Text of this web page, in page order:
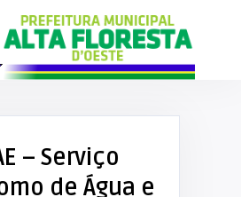
– Serviço
de Água e